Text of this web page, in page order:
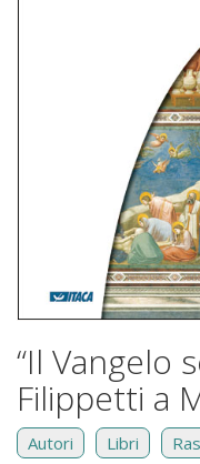
“Il Vangelo
Filippetti a
Autori Libri